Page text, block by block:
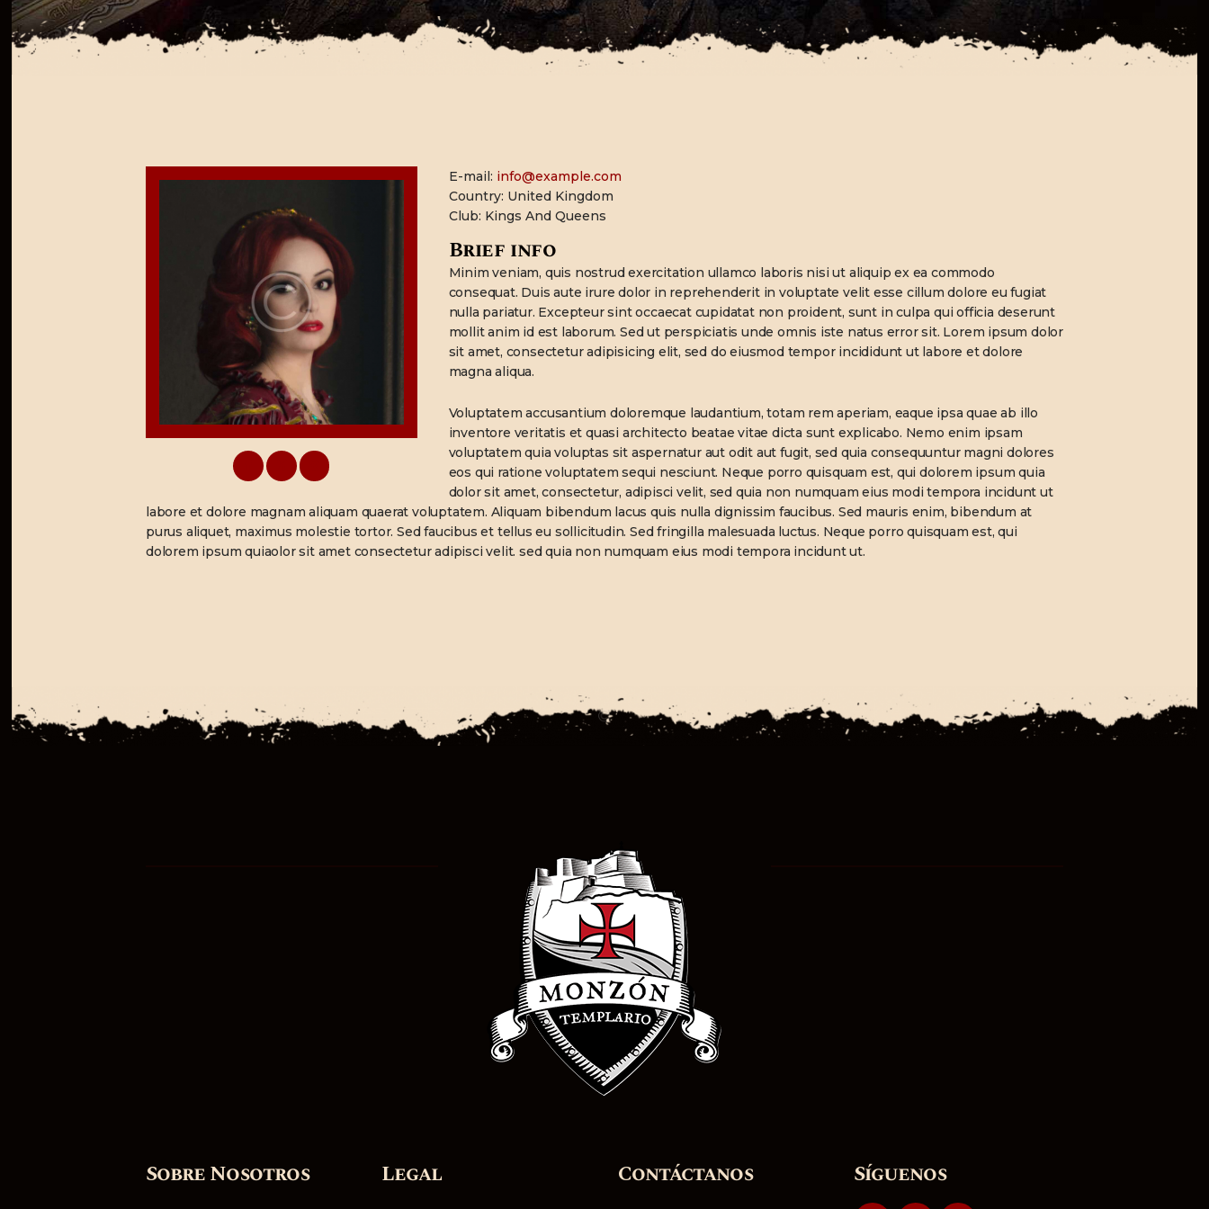
CONTACTO
E-mail: info@example.com
Country: United Kingdom
Club: Kings And Queens
Brief info
Minim veniam, quis nostrud exercitation ullamco laboris nisi ut aliquip ex ea commodo
consequat. Duis aute irure dolor in reprehenderit in voluptate velit esse cillum dolore eu fugiat
nulla pariatur. Excepteur sint occaecat cupidatat non proident, sunt in culpa qui officia deserunt
mollit anim id est laborum. Sed ut perspiciatis unde omnis iste natus error sit. Lorem ipsum dolor
sit amet, consectetur adipisicing elit, sed do eiusmod tempor incididunt ut labore et dolore
magna aliqua.
Voluptatem accusantium doloremque laudantium, totam rem aperiam, eaque ipsa quae ab illo
inventore veritatis et quasi architecto beatae vitae dicta sunt explicabo. Nemo enim ipsam
voluptatem quia voluptas sit aspernatur aut odit aut fugit, sed quia consequuntur magni dolores
eos qui ratione voluptatem sequi nesciunt. Neque porro quisquam est, qui dolorem ipsum quia
dolor sit amet, consectetur, adipisci velit, sed quia non numquam eius modi tempora incidunt ut
labore et dolore magnam aliquam quaerat voluptatem. Aliquam bibendum lacus quis nulla dignissim faucibus. Sed mauris enim, bibendum at
purus aliquet, maximus molestie tortor. Sed faucibus et tellus eu sollicitudin. Sed fringilla malesuada luctus. Neque porro quisquam est, qui
dolorem ipsum quiaolor sit amet consectetur adipisci velit. sed quia non numquam eius modi tempora incidunt ut.
Sobre Nosotros Legal Contáctanos Síguenos